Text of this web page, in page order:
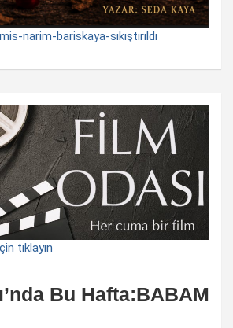
narim-bariskaya-sıkıştırıldı
tıklayın
Bu Hafta:BABAM